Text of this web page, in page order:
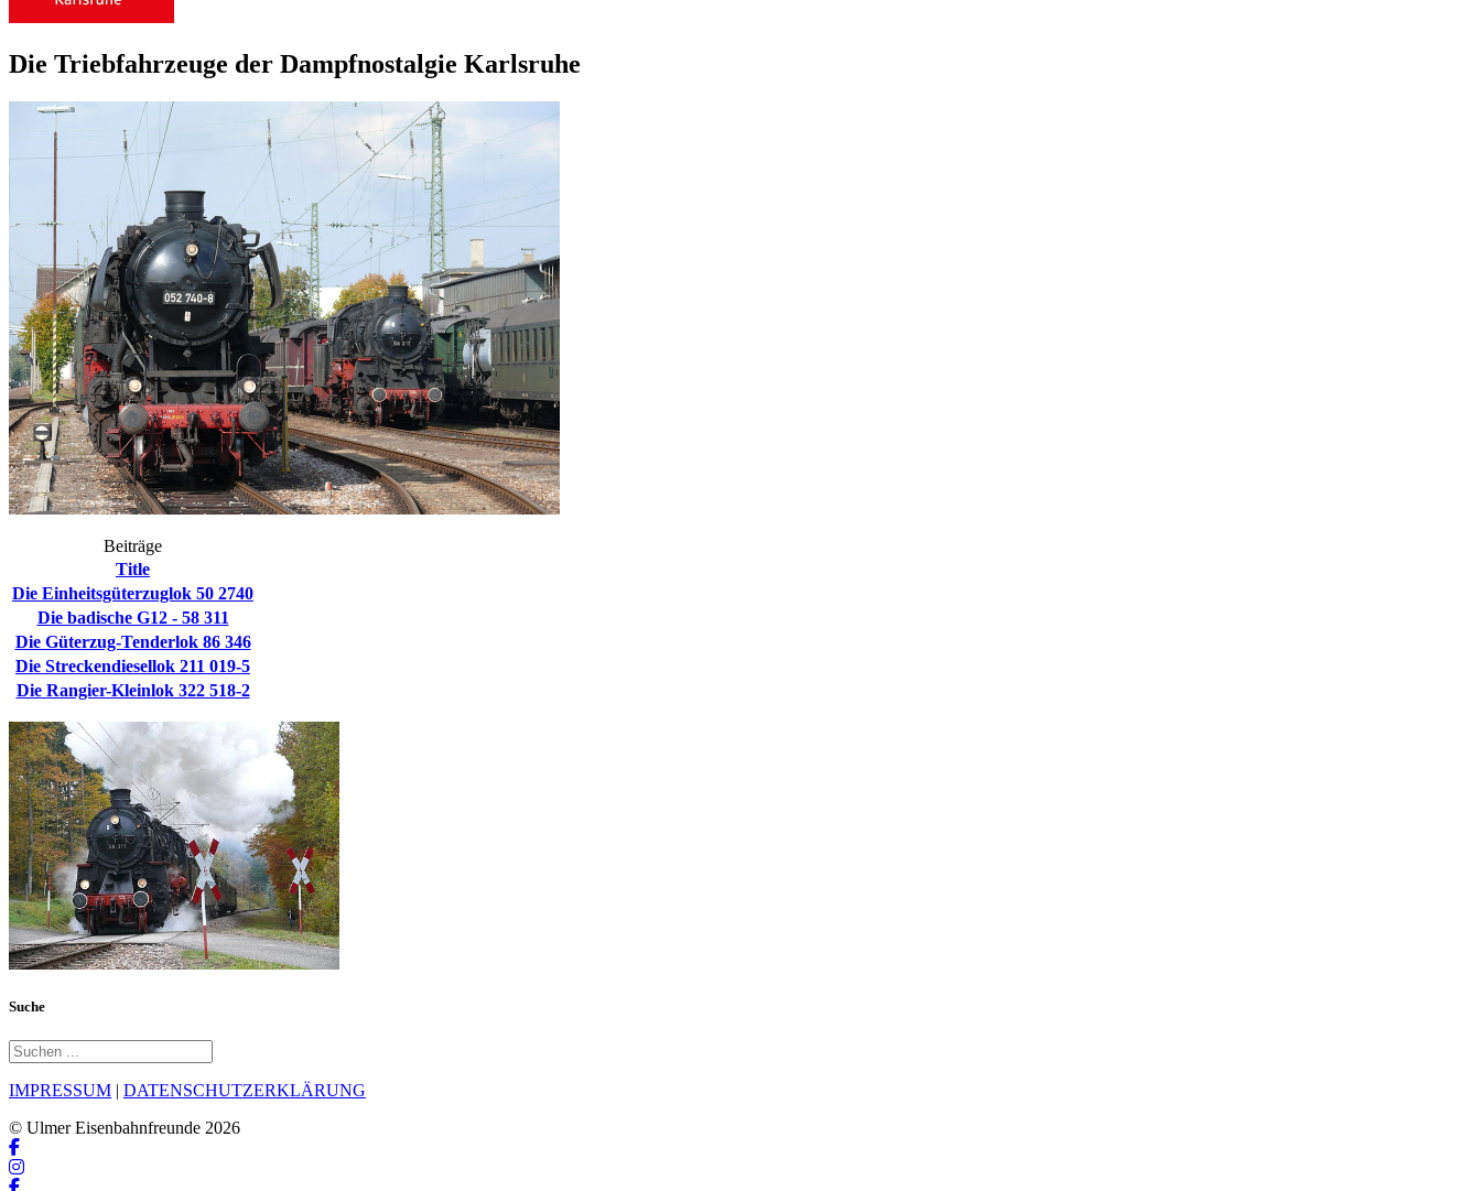
Die Triebfahrzeuge der Dampfnostalgie Karlsruhe
Beiträge
Title
Die Einheitsgüterzuglok 50 2740
Die badische G12 - 58 311
Die Güterzug-Tenderlok 86 346
Die Streckendiesellok 211 019-5
Die Rangier-Kleinlok 322 518-2
Suche
IMPRESSUM | DATENSCHUTZERKLÄRUNG
© Ulmer Eisenbahnfreunde 2026